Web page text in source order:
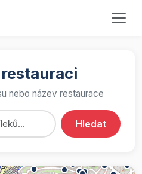
nebo název restaurace
Hledat